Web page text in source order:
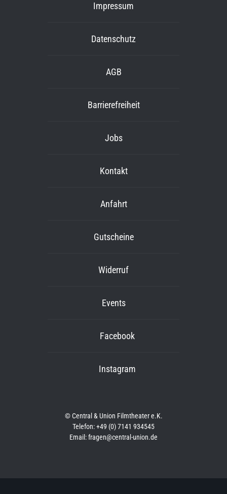
Impressum
Datenschutz
AGB
Barrierefreiheit
Jobs
Kontakt
Anfahrt
Gutscheine
Widerruf
Events
Facebook
Instagram
© Central & Union Filmtheater e.K.
Telefon: +49 (0) 7141 934545
Email: fragen@central-union.de